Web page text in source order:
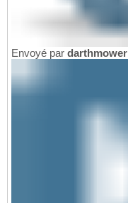
Envoyé par darthmower